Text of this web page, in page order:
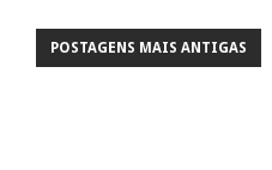
POSTAGENS MAIS ANTIGAS